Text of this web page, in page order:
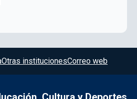
Otras institucionesCorreo web